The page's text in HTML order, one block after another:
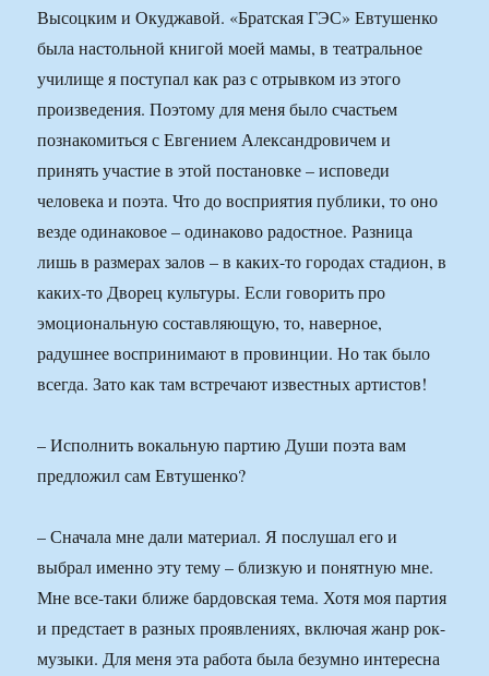
Высоцким и Окуджавой. «Братская ГЭС» Евтушенко
была настольной книгой моей мамы, в театральное
училище я поступал как раз с отрывком из этого
произведения. Поэтому для меня было счастьем
познакомиться с Евгением Александровичем и
принять участие в этой постановке – исповеди
человека и поэта. Что до восприятия публики, то оно
везде одинаковое – одинаково радостное. Разница
лишь в размерах залов – в каких-то городах стадион, в
каких-то Дворец культуры. Если говорить про
эмоциональную составляющую, то, наверное,
радушнее воспринимают в провинции. Но так было
всегда. Зато как там встречают известных артистов!
– Исполнить вокальную партию Души поэта вам
предложил сам Евтушенко?
– Сначала мне дали материал. Я послушал его и
выбрал именно эту тему – близкую и понятную мне.
Мне все-таки ближе бардовская тема. Хотя моя партия
и предстает в разных проявлениях, включая жанр рок-
музыки. Для меня эта работа была безумно интересна